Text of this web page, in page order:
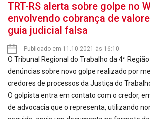
TRT-RS alerta sobre golpe no
envolvendo cobrança de
guia judicial falsa
Publicado em 11.10.2021 às 16:10
O Tribunal Regional do Trabalho da 4ª
denúncias sobre novo golpe realizado por
credores de processos da Justiça do
O golpista entra em contato com o credor,
de advocacia que o representa, utilizando